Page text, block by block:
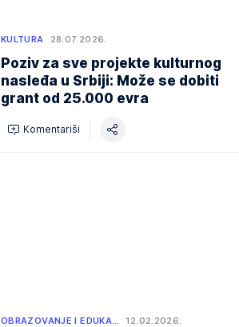
KULTURA 28.07.2026.
Poziv za sve projekte kulturnog
nasleđa u Srbiji: Može se dobiti
grant od 25.000 evra
Komentariši
OBRAZOVANJE I EDUKA… 12.02.2026.